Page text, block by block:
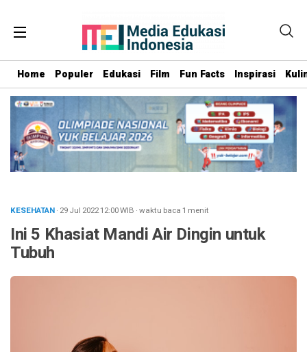
Home Populer Edukasi Film Fun Facts Inspirasi
KESEHATAN· 29 Jul 202212:00WIB ·waktu baca 1 menit
Ini 5 Khasiat Mandi Air Dingin untuk
Tubuh